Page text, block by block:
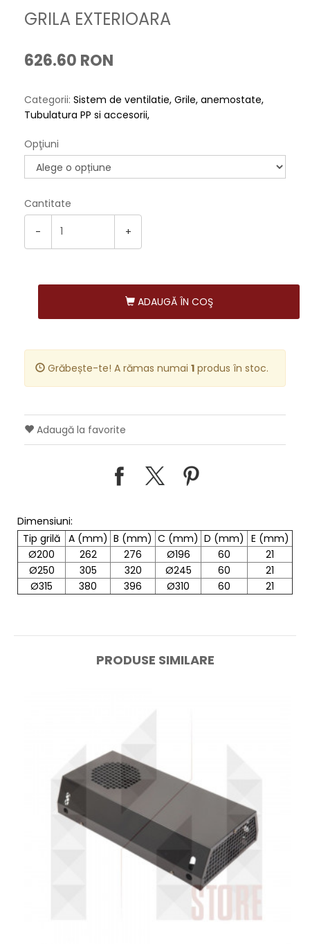
GRILA EXTERIOARA
626.60 RON
Categorii: Sistem de ventilatie Grile, anemostate
Tubulatura PP si accesorii
Opţiuni
Cantitate
- +
ADAUGĂ ÎN COŞ
Grăbește-te! A rămas numai 1 produs în stoc.
Adaugă la favorite
Dimensiuni:
Tip grilă A (mm) B (mm) C (mm) D (mm) E (mm)
Ø200
262 276 Ø196 60
21
Ø250
305 320 Ø245 60
21
Ø315
380 396 Ø310 60 21
PRODUSE SIMILARE